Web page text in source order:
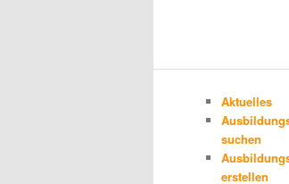
Aktuelles
suchen
erstellen